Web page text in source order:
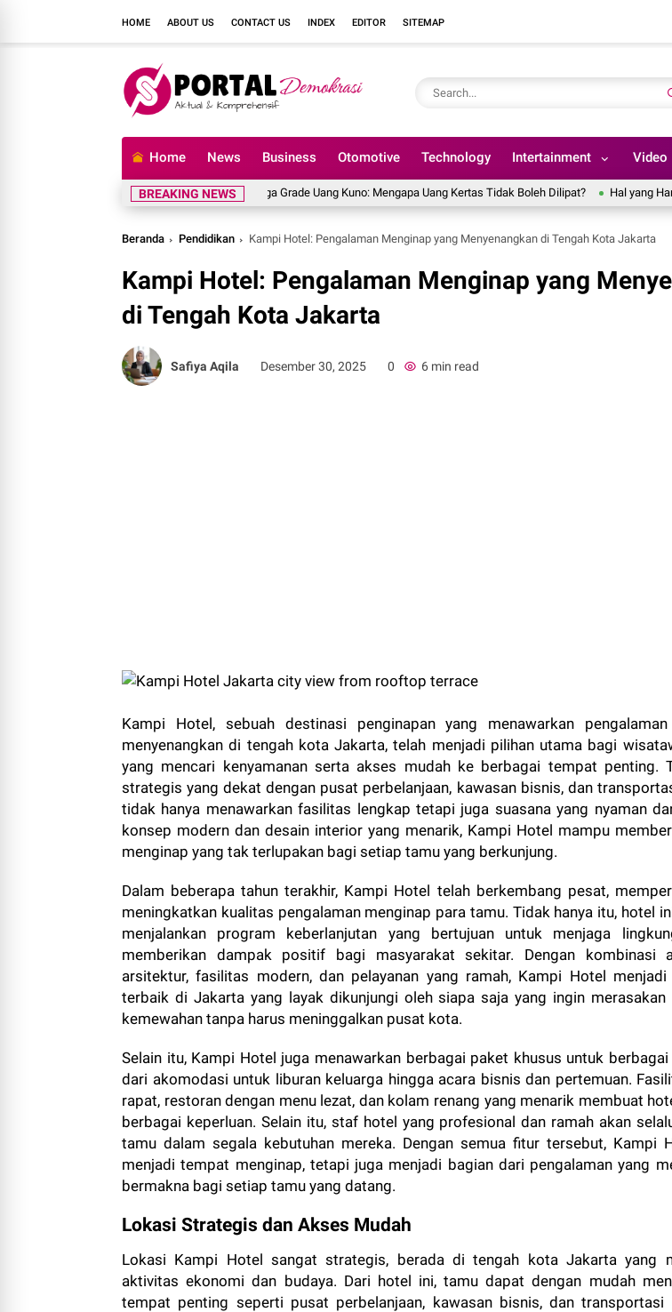
HOME ABOUT US CONTACT US INDEX EDITOR SITEMAP
Home News Business Otomotive Technology Intertainment Video
BREAKING NEWS
Rahasia Menjaga Grade Uang Kuno: Mengapa Uang Kertas Tidak Boleh Dilipat? Hal yang Harus
Beranda Pendidikan Kampi Hotel: Pengalaman Menginap yang Menyenangkan di Tengah Kota Jakarta
Kampi Hotel: Pengalaman Menginap yang
di Tengah Kota Jakarta
Safiya Aqila Desember 30, 2025 0 6 min read
Kampi Hotel, sebuah destinasi penginapan yang menawarkan
menyenangkan di tengah kota Jakarta, telah menjadi pilihan utama bagi
yang mencari kenyamanan serta akses mudah ke berbagai tempat penting.
strategis yang dekat dengan pusat perbelanjaan, kawasan bisnis, dan
tidak hanya menawarkan fasilitas lengkap tetapi juga suasana yang nyaman
konsep modern dan desain interior yang menarik, Kampi Hotel mampu
menginap yang tak terlupakan bagi setiap tamu yang berkunjung.
Dalam beberapa tahun terakhir, Kampi Hotel telah berkembang pesat,
meningkatkan kualitas pengalaman menginap para tamu. Tidak hanya itu, hotel
menjalankan program keberlanjutan yang bertujuan untuk menjaga
memberikan dampak positif bagi masyarakat sekitar. Dengan kombinasi
arsitektur, fasilitas modern, dan pelayanan yang ramah, Kampi Hotel
terbaik di Jakarta yang layak dikunjungi oleh siapa saja yang ingin merasakan
kemewahan tanpa harus meninggalkan pusat kota.
Selain itu, Kampi Hotel juga menawarkan berbagai paket khusus untuk berbagai
dari akomodasi untuk liburan keluarga hingga acara bisnis dan pertemuan.
rapat, restoran dengan menu lezat, dan kolam renang yang menarik membuat
berbagai keperluan. Selain itu, staf hotel yang profesional dan ramah akan
tamu dalam segala kebutuhan mereka. Dengan semua fitur tersebut, Kampi
menjadi tempat menginap, tetapi juga menjadi bagian dari pengalaman yang
bermakna bagi setiap tamu yang datang.
Lokasi Strategis dan Akses Mudah
Lokasi Kampi Hotel sangat strategis, berada di tengah kota Jakarta yang
aktivitas ekonomi dan budaya. Dari hotel ini, tamu dapat dengan mudah
tempat penting seperti pusat perbelanjaan, kawasan bisnis, dan transportasi